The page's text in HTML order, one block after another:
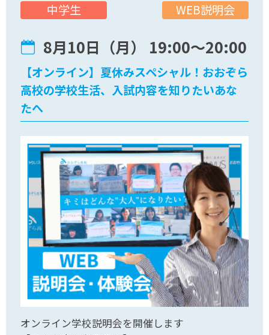
WEB説明会
8月10日（月） 19:00〜20:00
中学生
【オンライン】夏休みスペシャル！おおぞら
高校の学校生活、入試内容を知りたいあな
たへ
オンライン学校説明会を開催します